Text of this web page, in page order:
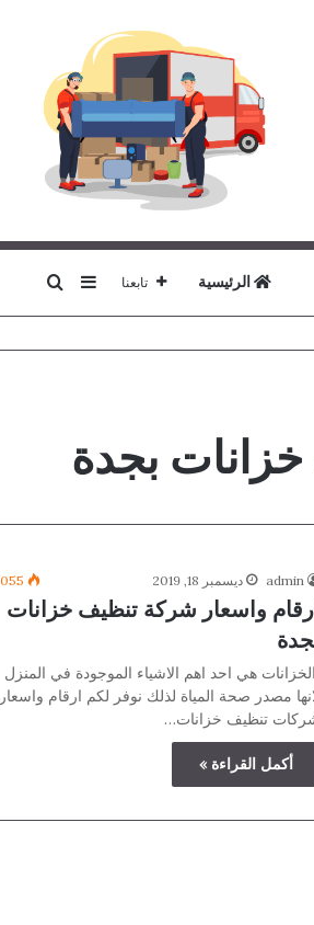
الرئيسية تابعنا إضافة عمود
بحث
بجدة
admin ديسمبر 18, 2019
واسعار شركة تنظيف خزانات
الخزانات هي احد اهم الاشياء الموجودة في المنزل
مصدر صحة المياة لذلك نوفر لكم ارقام واسعار
تنظيف خزانات…
أكمل القراءة »